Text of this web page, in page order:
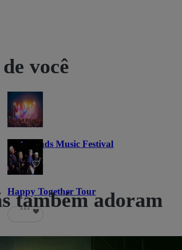
você
Lost Lands Music Festival
121
Happy Together Tour
111
também adoram